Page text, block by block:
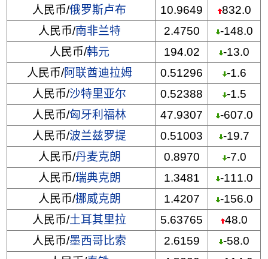
人民币/俄罗斯卢布 10.9649
832.0
人民币/南非兰特 2.4750
-148.0
人民币/韩元 194.02
-13.0
人民币/阿联酋迪拉姆 0.51296
-1.6
人民币/沙特里亚尔 0.52388
-1.5
人民币/匈牙利福林 47.9307
-607.0
人民币/波兰兹罗提 0.51003
-19.7
人民币/丹麦克朗 0.8970
-7.0
人民币/瑞典克朗 1.3481
-111.0
人民币/挪威克朗 1.4207
-156.0
人民币/土耳其里拉 5.63765
48.0
人民币/墨西哥比索 2.6159
-58.0